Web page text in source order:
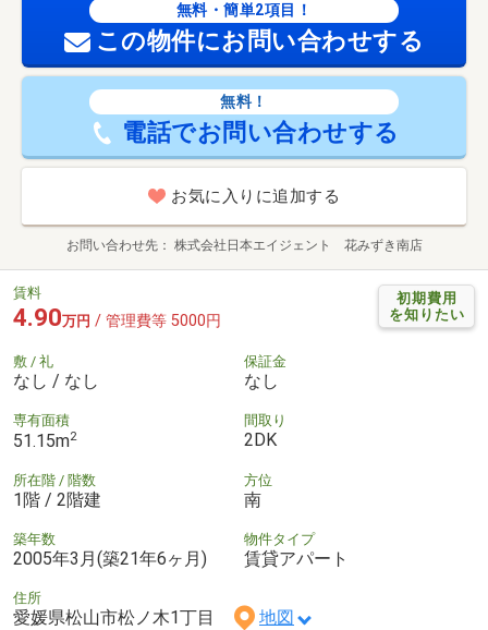
無料・簡単2項目！
この物件にお問い合わせする
無料！
電話でお問い合わせする
お気に入りに追加する
お問い合わせ先 株式会社日本エイジェント 花みずき南店
初期費用
を知りたい
賃料
4.90万円 / 管理費等 5000円
敷 / 礼
なし / なし
保証金
なし
専有面積
51.15m2
間取り
2DK
所在階 / 階数
1階 / 2階建
方位
南
築年数
2005年3月(築21年6ヶ月)
物件タイプ
賃貸アパート
住所
愛媛県松山市松ノ木1丁目 地図